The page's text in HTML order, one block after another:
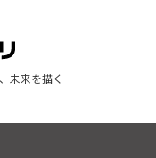
未来を描く